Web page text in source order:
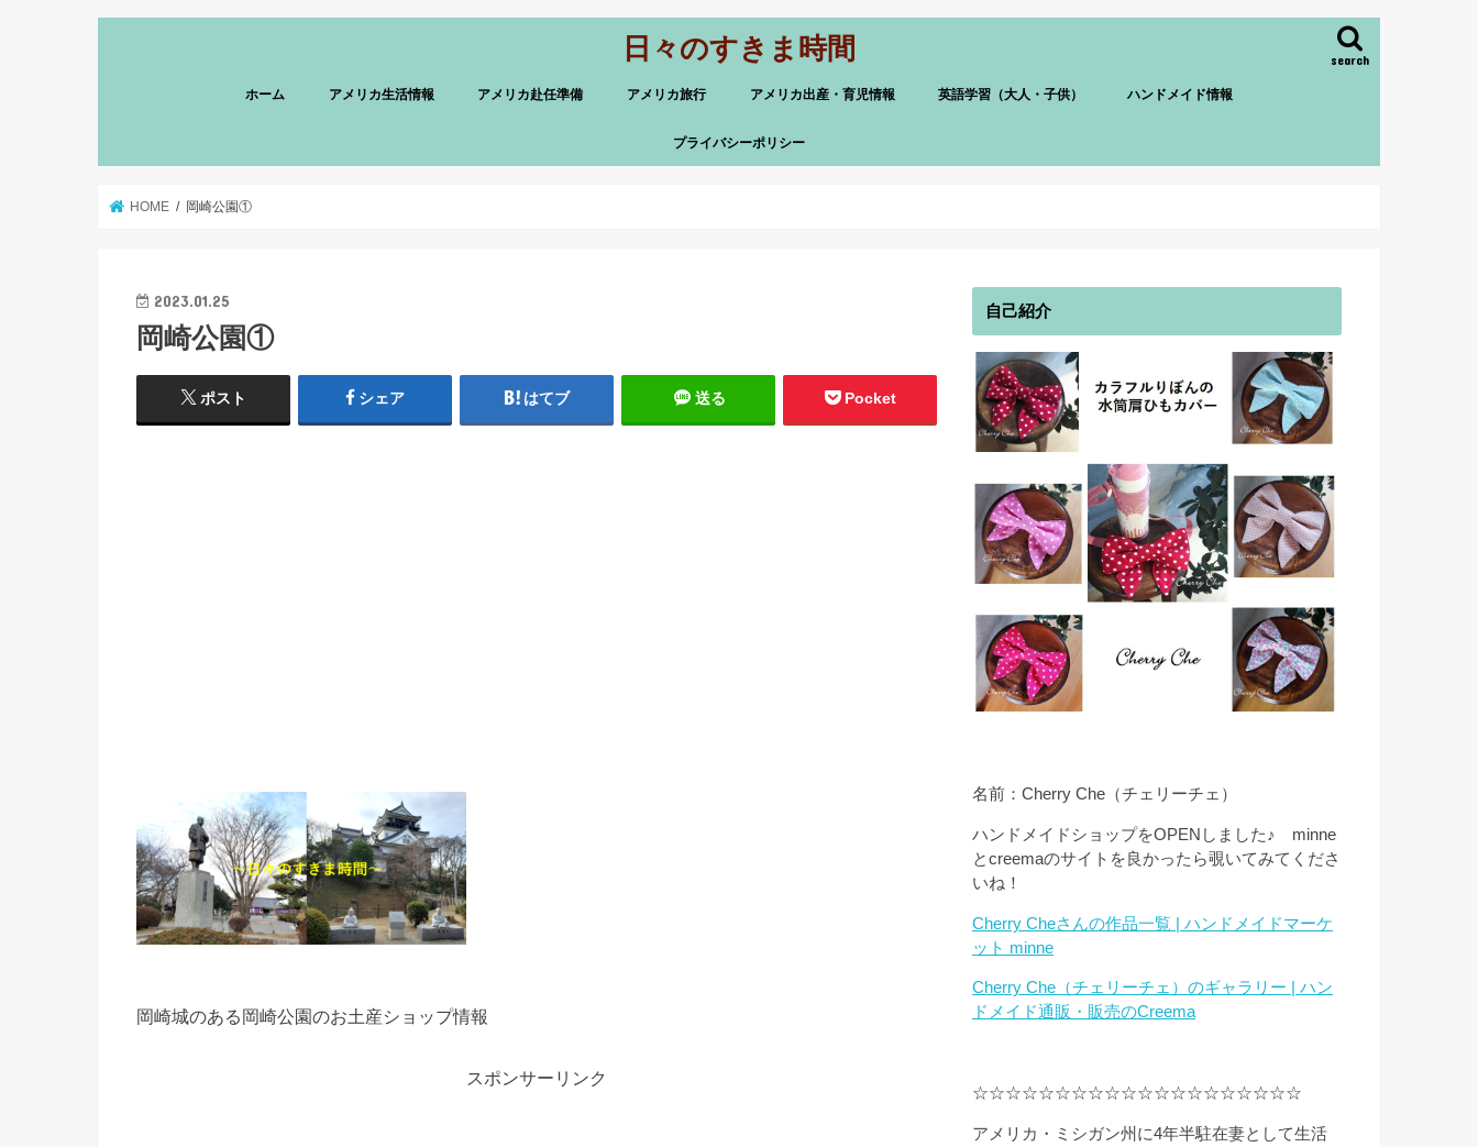
日々のすきま時間 search
ホーム アメリカ生活情報 アメリカ赴任準備 アメリカ旅行 アメリカ出産・育児情報 英語学習（大人・子供） ハンドメイド情報
プライバシーポリシー
HOME 岡崎公園①
2023.01.25
岡崎公園①
ポスト シェア はてブ 送る Pocket
岡崎城のある岡崎公園のお土産ショップ情報
スポンサーリンク
自己紹介
名前：Cherry Che（チェリーチェ）
ハンドメイドショップをOPENしました♪ minne
とcreemaのサイトを良かったら覗いてみてくださ
いね！
Cherry Cheさんの作品一覧 | ハンドメイドマーケ
ット minne
Cherry Che（チェリーチェ）のギャラリー | ハン
ドメイド通販・販売のCreema
☆☆☆☆☆☆☆☆☆☆☆☆☆☆☆☆☆☆☆☆
アメリカ・ミシガン州に4年半駐在妻として生活